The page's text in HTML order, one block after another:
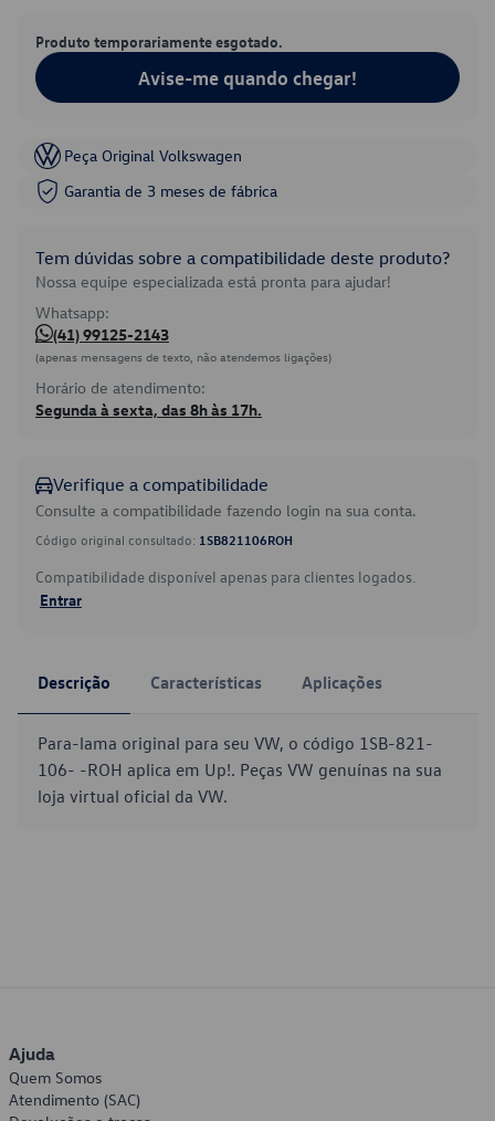
Produto temporariamente esgotado.
Avise-me quando chegar!
Peça Original Volkswagen
Garantia de 3 meses de fábrica
Tem dúvidas sobre a compatibilidade deste produto?
Nossa equipe especializada está pronta para ajudar!
Whatsapp:
(41) 99125-2143
(apenas mensagens de texto, não atendemos ligações)
Horário de atendimento:
Segunda à sexta, das 8h às 17h.
Verifique a compatibilidade
Consulte a compatibilidade fazendo login na sua conta.
Código original consultado: 1SB821106ROH
Compatibilidade disponível apenas para clientes logados.
Entrar
Descrição Características Aplicações
Para-lama original para seu VW, o código 1SB-821-
106- -ROH aplica em Up!. Peças VW genuínas na sua
loja virtual oficial da VW.
Ajuda
Quem Somos
Atendimento (SAC)